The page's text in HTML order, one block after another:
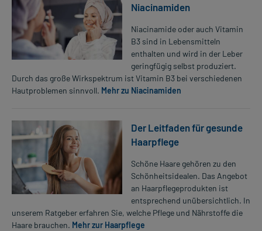
Niacinamiden
Niacinamide oder auch Vitamin
B3 sind in Lebensmitteln
enthalten und wird in der Leber
geringfügig selbst produziert.
Durch das große Wirkspektrum ist Vitamin B3 bei verschiedenen
Hautproblemen sinnvoll. Mehr zu Niacinamiden
Der Leitfaden für gesunde
Haarpflege
Schöne Haare gehören zu den
Schönheitsidealen. Das Angebot
an Haarpflegeprodukten ist
entsprechend unübersichtlich. In
unserem Ratgeber erfahren Sie, welche Pflege und Nährstoffe die
Haare brauchen. Mehr zur Haarpflege